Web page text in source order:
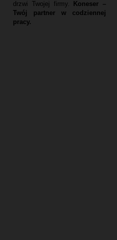
drzwi Twojej firmy.
Koneser –
Twój partner w codziennej
pracy.